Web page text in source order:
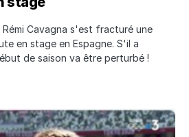
Rémi Cavagna s'est fracturé une
en stage en Espagne. S'il a
de saison va être perturbé !